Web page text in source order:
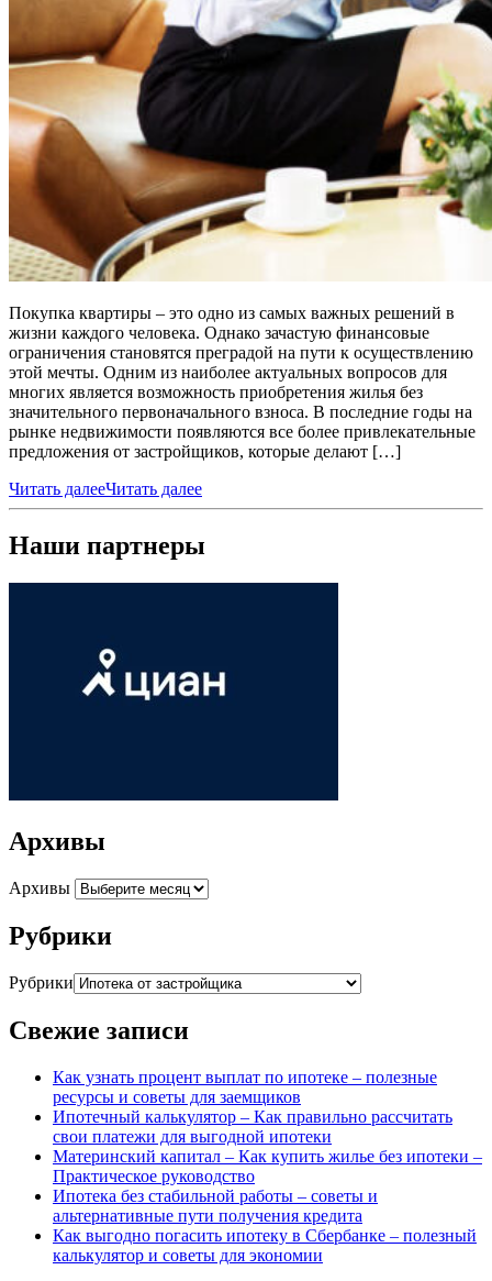
Покупка квартиры – это одно из самых важных решений в
жизни каждого человека. Однако зачастую финансовые
ограничения становятся преградой на пути к осуществлению
этой мечты. Одним из наиболее актуальных вопросов для
многих является возможность приобретения жилья без
значительного первоначального взноса. В последние годы на
рынке недвижимости появляются все более привлекательные
предложения от застройщиков, которые делают […]
Читать далееЧитать далее
Наши партнеры
Архивы
Архивы
Рубрики
Рубрики
Свежие записи
Как узнать процент выплат по ипотеке – полезные
ресурсы и советы для заемщиков
Ипотечный калькулятор – Как правильно рассчитать
свои платежи для выгодной ипотеки
Материнский капитал – Как купить жилье без ипотеки –
Практическое руководство
Ипотека без стабильной работы – советы и
альтернативные пути получения кредита
Как выгодно погасить ипотеку в Сбербанке – полезный
калькулятор и советы для экономии